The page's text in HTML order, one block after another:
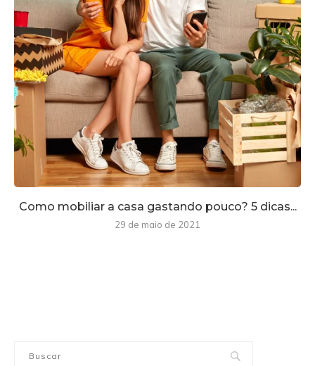
Como mobiliar a casa gastando pouco? 5 dicas...
29 de maio de 2021